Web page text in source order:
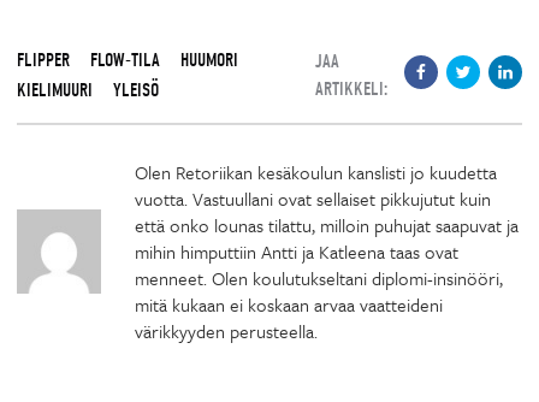
FLIPPER FLOW-TILA
HUUMORI
KIELIMUURI
YLEISÖ
JAA
ARTIKKELI:
Olen Retoriikan kesäkoulun kanslisti jo kuudetta
vuotta. Vastuullani ovat sellaiset pikkujutut kuin
että onko lounas tilattu, milloin puhujat saapuvat ja
mihin himputtiin Antti ja Katleena taas ovat
menneet. Olen koulutukseltani diplomi-insinööri,
mitä kukaan ei koskaan arvaa vaatteideni
värikkyyden perusteella.